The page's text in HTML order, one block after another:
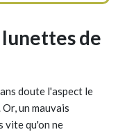
de
doute l'aspect le
un mauvais
vite qu'on ne